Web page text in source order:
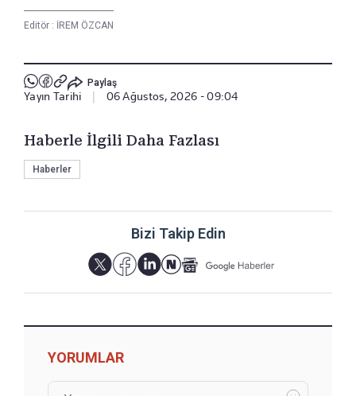
Editör : İREM ÖZCAN
Paylaş
Yayın Tarihi 06 Ağustos, 2026 - 09:04
Haberle İlgili Daha Fazlası
Haberler
Bizi Takip Edin
YORUMLAR